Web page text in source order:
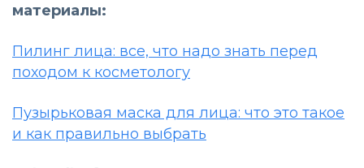
материалы:
Пилинг лица: все, что надо знать перед
походом к косметологу
Пузырьковая маска для лица: что это такое
и как правильно выбрать